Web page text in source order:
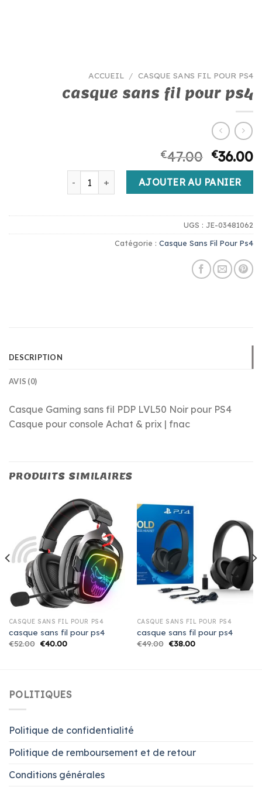
ACCUEIL / CASQUE SANS FIL POUR PS4
casque sans fil pour ps4
€47.00 €36.00
quantité de casque sans fil pour ps4
AJOUTER AU PANIER
UGS : JE-03481062
Catégorie : Casque Sans Fil Pour Ps4
DESCRIPTION
AVIS (0)
Casque Gaming sans fil PDP LVL50 Noir pour PS4
Casque pour console Achat & prix | fnac
PRODUITS SIMILAIRES
CASQUE SANS FIL POUR PS4
casque sans fil pour ps4
€52.00 €40.00
CASQUE SANS FIL POUR PS4
casque sans fil pour ps4
€49.00 €38.00
POLITIQUES
Politique de confidentialité
Politique de remboursement et de retour
Conditions générales